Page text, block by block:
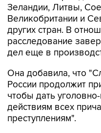
Зеландии, Литвы,
Великобритании и
других стран. В
расследование
дел еще в
Она добавила, что
России продолжит
чтобы дать
действиям всех
преступлениям".